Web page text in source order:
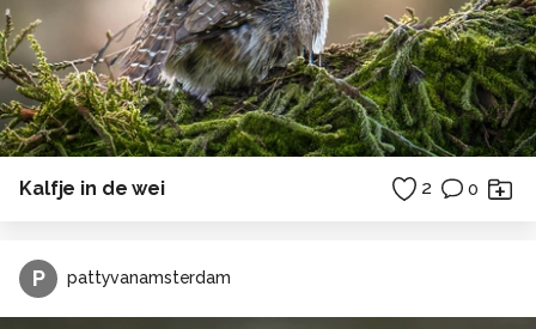
Kalfje in de wei 2 0
P pattyvanamsterdam